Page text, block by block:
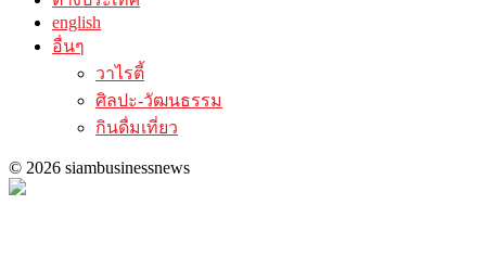
english
อื่นๆ
วาไรตี้
ศิลปะ-วัฒนธรรม
กินดื่มเที่ยว
© 2026 siambusinessnews